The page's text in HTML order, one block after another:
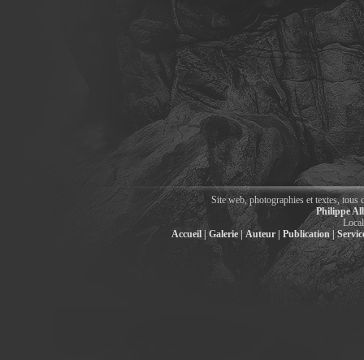
Site web, photographies et textes, tous
Philippe
Accueil |
Galerie | Auteur | Publication |